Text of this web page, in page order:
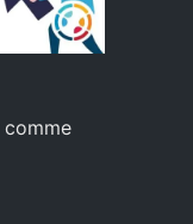
comme